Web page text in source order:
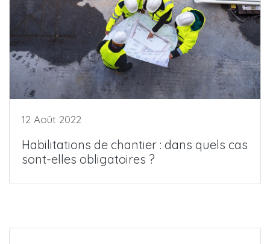
12 Août 2022
Habilitations de chantier : dans quels cas
sont-elles obligatoires ?